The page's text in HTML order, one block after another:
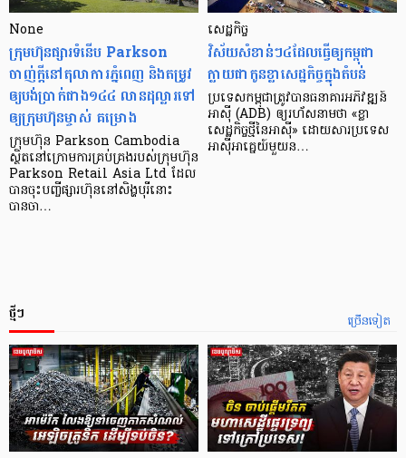
None
ក្រុមហ៊ុនផ្សារទំនើប Parkson
ចាញ់ក្ដីនៅតុលាការភ្នំពេញ និងតម្រូវ
ឲ្យបង់ប្រាក់ជាង១៤៤ លានដុល្លារទៅ
ឲ្យក្រុមហ៊ុនម្ចាស់ គម្រោង
ក្រុមហ៊ុន Parkson Cambodia
ស្ថិតនៅក្រោមការគ្រប់គ្រងរបស់ក្រុមហ៊ុន
Parkson Retail Asia Ltd ដែល
បានចុះបញ្ចីផ្សារហ៊ុននៅសិង្ហបុរីនោះ
បានចា…
សេដ្ឋកិច្ច​
វិស័យ​សំខាន់ៗ​៤​ដែល​ធ្វើ​ឲ្យ​កម្ពុជា​
ក្លាយ​ជា​កូន​ខ្លា​សេដ្ឋកិច្ច​ក្នុង​តំបន់
ប្រទេស​កម្ពុជា​ត្រូវ​បាន​ធនាគារ​អភិវឌ្ឍន៍​
អាស៊ី (ADB) ឲ្យ​រហ័ស​នាមថា «ខ្លា​
សេដ្ឋកិច្ច​ថ្មី​នៃ​អាស៊ី» ដោយសារ​ប្រទេស​
អាស៊ី​អាគ្នេយ៍​មួយ​ន…
ច្រើនទៀត
ថ្មីៗ